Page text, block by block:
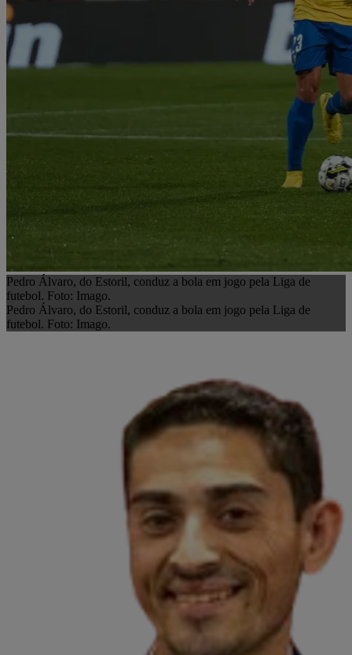
Pedro Álvaro, do Estoril, conduz a bola em jogo pela Liga de
futebol. Foto: Imago.
Pedro Álvaro, do Estoril, conduz a bola em jogo pela Liga de
futebol. Foto: Imago.